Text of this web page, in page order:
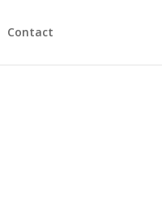
Contact